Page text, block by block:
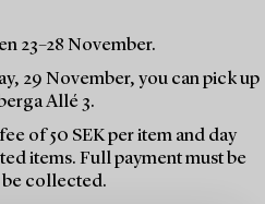
23–28 November.
29 November, you can pick up
Allé 3.
of 50 SEK per item and day
items. Full payment must be
collected.